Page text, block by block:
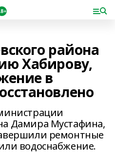
района
Хабирову,
в
Дамира Мустафина,
ремонтные
водоснабжение.